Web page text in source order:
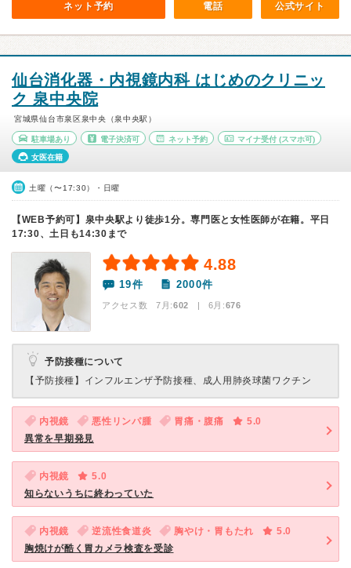
ネット予約 電話 公式サイト
仙台消化器・内視鏡内科 はじめのクリニッ
ク 泉中央院
宮城県仙台市泉区泉中央（泉中央駅）
駐車場あり 電子決済可 ネット予約 マイナ受付 (スマホ可)
女医在籍
土曜（〜17:30）・日曜
【WEB予約可】泉中央駅より徒歩1分。専門医と女性医師が在籍。平日
17:30、土日も14:30まで
4.88
19件 2000件
アクセス数 7月:602 | 6月:676
予防接種について
【予防接種】 インフルエンザ予防接種、成人用肺炎球菌ワクチン
内視鏡 悪性リンパ腫 胃痛・腹痛
5.0
異常を早期発見
内視鏡
5.0
知らないうちに終わっていた
内視鏡 逆流性食道炎 胸やけ・胃もたれ
5.0
胸焼けが酷く胃カメラ検査を受診